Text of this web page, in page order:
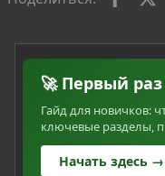
🚀 Первый раз
Гайд для новичков:
ключевые разделы,
Начать здесь →